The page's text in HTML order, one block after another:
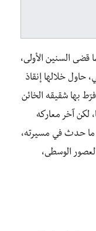
قضى السنين الأولى،
خلالها إنقاذ
بها شقيقه الخائن
لكن آخر معاركه
ما حدث في مسيرته،
الوسطى،